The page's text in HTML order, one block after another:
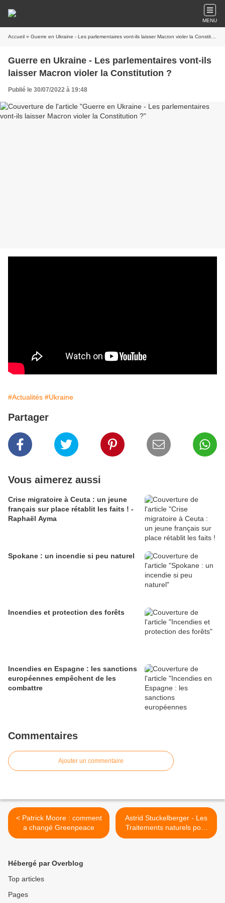
MENU
Accueil » Guerre en Ukraine - Les parlementaires vont-ils laisser Macron violer la Constitution ?
Guerre en Ukraine - Les parlementaires vont-ils
laisser Macron violer la Constitution ?
Publié le 30/07/2022 à 19:48
#Actualités #Ukraine
Partager
Vous aimerez aussi
Crise migratoire à Ceuta : un jeune
français sur place rétablit les faits ! -
Raphaël Ayma
Spokane : un incendie si peu naturel
Incendies et protection des forêts
Incendies en Espagne : les sanctions
européennes empêchent de les
combattre
Commentaires
Ajouter un commentaire
< Patrick Moore : comment
a changé Greenpeace
Astrid Stuckelberger - Les
Traitements naturels pour
éliminer le GRAPHÉNE >
Hébergé par Overblog
Top articles
Pages